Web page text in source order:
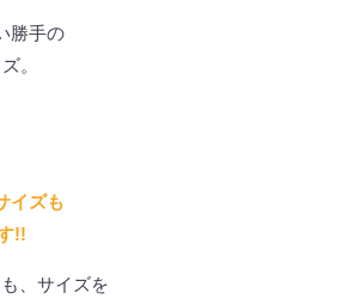
勝手の
。
イズも
!!
、サイズを